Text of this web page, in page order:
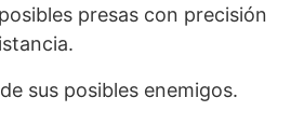
presas con precisión
sus posibles enemigos.